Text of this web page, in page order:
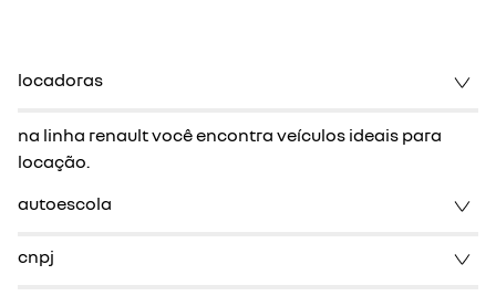
locadoras
na linha renault você encontra veículos ideais para
locação.
autoescola
cnpj